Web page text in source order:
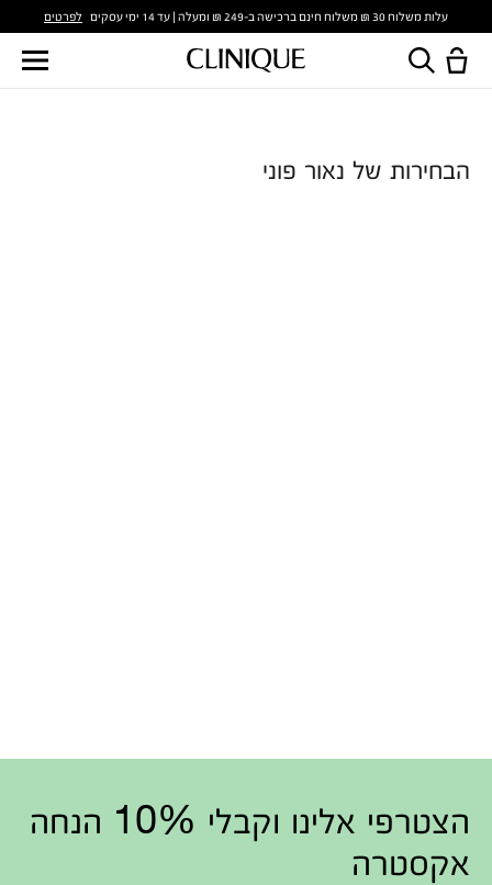
עלות משלוח 30 ₪ משלוח חינם ברכישה ב-249 ₪ ומעלה | עד 14 ימי עסקים לפרטים
הבחירות של נאור פוני
הצטרפי אלינו וקבלי 10% הנחה
אקסטרה